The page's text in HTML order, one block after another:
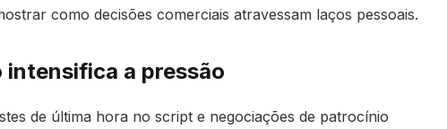
como decisões comerciais atravessam laços pessoais.
a pressão
de última hora no script e negociações de patrocínio